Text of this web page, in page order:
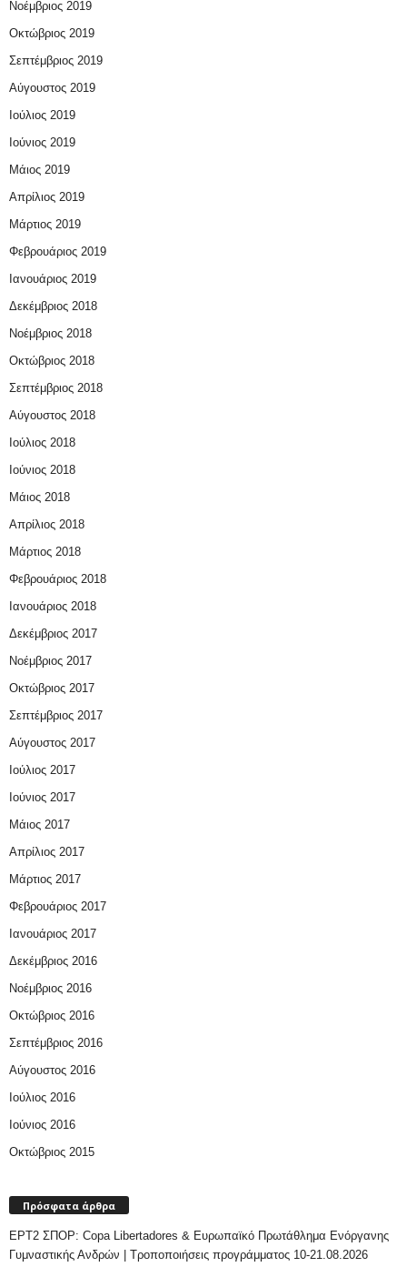
Νοέμβριος 2019
Οκτώβριος 2019
Σεπτέμβριος 2019
Αύγουστος 2019
Ιούλιος 2019
Ιούνιος 2019
Μάιος 2019
Απρίλιος 2019
Μάρτιος 2019
Φεβρουάριος 2019
Ιανουάριος 2019
Δεκέμβριος 2018
Νοέμβριος 2018
Οκτώβριος 2018
Σεπτέμβριος 2018
Αύγουστος 2018
Ιούλιος 2018
Ιούνιος 2018
Μάιος 2018
Απρίλιος 2018
Μάρτιος 2018
Φεβρουάριος 2018
Ιανουάριος 2018
Δεκέμβριος 2017
Νοέμβριος 2017
Οκτώβριος 2017
Σεπτέμβριος 2017
Αύγουστος 2017
Ιούλιος 2017
Ιούνιος 2017
Μάιος 2017
Απρίλιος 2017
Μάρτιος 2017
Φεβρουάριος 2017
Ιανουάριος 2017
Δεκέμβριος 2016
Νοέμβριος 2016
Οκτώβριος 2016
Σεπτέμβριος 2016
Αύγουστος 2016
Ιούλιος 2016
Ιούνιος 2016
Οκτώβριος 2015
Πρόσφατα άρθρα
ΕΡΤ2 ΣΠΟΡ: Copa Libertadores & Ευρωπαϊκό Πρωτάθλημα Ενόργανης
Γυμναστικής Ανδρών | Τροποποιήσεις προγράμματος 10-21.08.2026